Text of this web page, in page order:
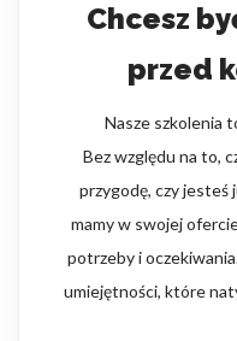
Chcesz
przed
Nasze szkolenia
Bez względu na to,
przygodę, czy jesteś
mamy w swojej
potrzeby i
umiejętności, które